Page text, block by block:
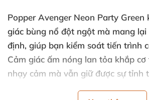
Popper Avenger Neon Party Green
giác bùng nổ đột ngột mà mang lại
định, giúp bạn kiểm soát tiến trình
Cảm giác ấm nóng lan tỏa khắp cơ
nhạy cảm mà vẫn giữ được sự tỉnh